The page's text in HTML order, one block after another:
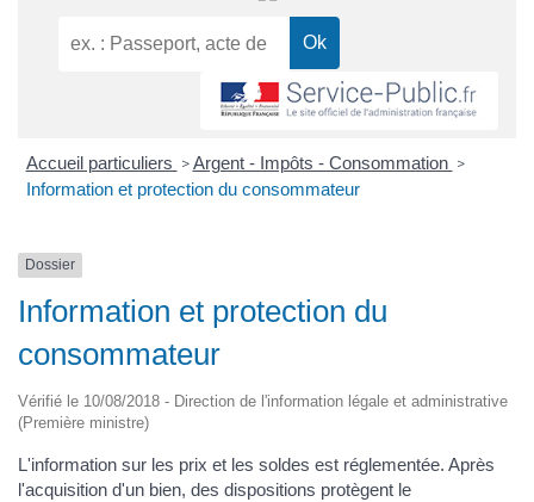
Accueil particuliers > Argent - Impôts - Consommation >
Information et protection du consommateur
Dossier
Information et protection du
consommateur
Vérifié le 10/08/2018 - Direction de l'information légale et administrative
(Première ministre)
L'information sur les prix et les soldes est réglementée. Après
l'acquisition d'un bien, des dispositions protègent le